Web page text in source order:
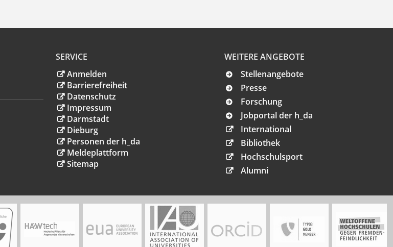
SERVICE
Anmelden
Barrierefreiheit
Datenschutz
Impressum
Darmstadt
Dieburg
Personen der h_da
Meldeplattform
Sitemap
WEITERE ANGEBOTE
Stellenangebote
Presse
Forschung
Jobportal der h_da
International
Bibliothek
Hochschulsport
Alumni